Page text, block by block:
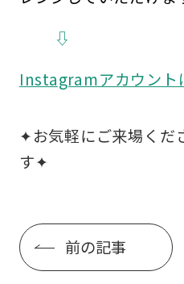
⇩
Instagramアカウント
✦お気軽にご来場くだ
す✦
前の記事